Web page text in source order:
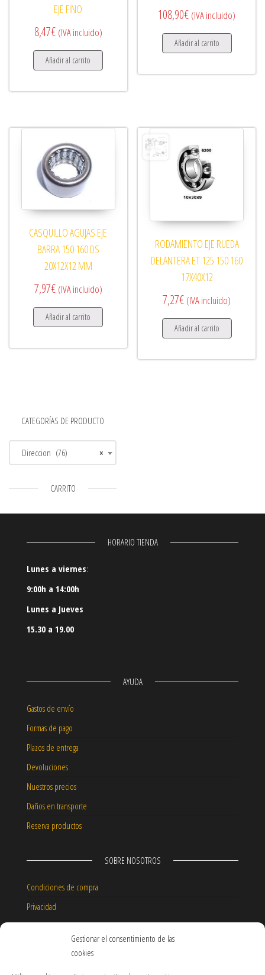
Gestionar el consentimiento de las
cookies
EJE FINO
8,47€ (IVA incluido)
Añadir al carrito
108,90€ (IVA incluido)
Añadir al carrito
CASQUILLO AGUJAS EJE
BARRA 150 160 DS
20X12X12 MM
7,97€ (IVA incluido)
Añadir al carrito
RODAMIENTO EJE RUEDA
DELANTERA ET 125 150 160
17X40X12
7,27€ (IVA incluido)
Añadir al carrito
CATEGORÍAS DE PRODUCTO
×
Direccion (76)
CARRITO
HORARIO TIENDA
Lunes a viernes:
9:00h a 14:00h
Lunes a Jueves
15.30 a 19.00
AYUDA
Gastos de envío
Formas de pago
Plazos de entrega
Devoluciones
Nuestros precios
Daños en transporte
Reserva productos
SOBRE NOSOTROS
Condiciones de compra
Privacidad
Aviso legal
Política de cookies